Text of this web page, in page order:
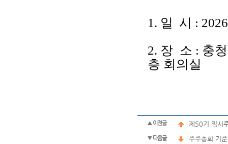
1. 일 시 :
2. 장 소 : 충
층 회의실
▲ 이전글 제50기 임시
▼ 다음글 주주총회 기